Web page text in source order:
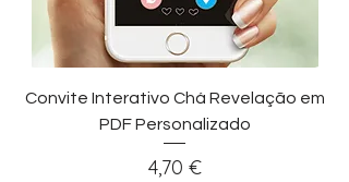
Convite Interativo Chá Revelação em
PDF Personalizado
Preço
4,70 €